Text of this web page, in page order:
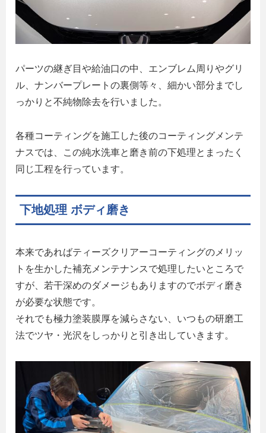
パーツの継ぎ目や給油口の中、エンブレム周りやグリ
ル、ナンバープレートの裏側等々、細かい部分までし
っかりと不純物除去を行いました。
各種コーティングを施工した後のコーティングメンテ
ナスでは、この純水洗車と磨き前の下処理とまったく
同じ工程を行っています。
下地処理 ボディ磨き
本来であればティーズクリアーコーティングのメリッ
トを生かした補充メンテナンスで処理したいところで
すが、若干深めのダメージもありますのでボディ磨き
が必要な状態です。
それでも極力塗装膜厚を減らさない、いつもの研磨工
法でツヤ・光沢をしっかりと引き出していきます。